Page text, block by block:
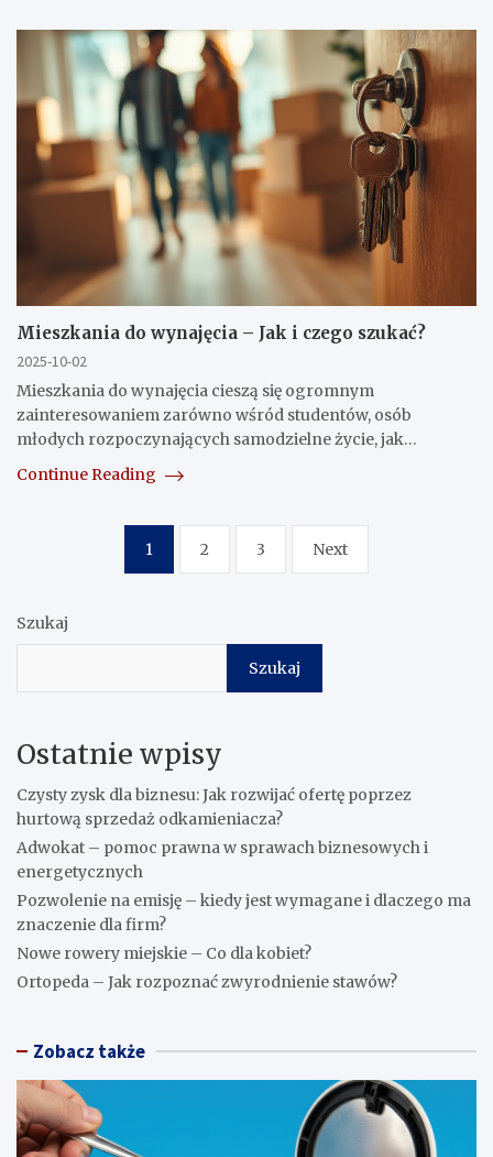
Mieszkania do wynajęcia – Jak i czego szukać?
2025-10-02
Mieszkania do wynajęcia cieszą się ogromnym
zainteresowaniem zarówno wśród studentów, osób
młodych rozpoczynających samodzielne życie, jak…
Continue Reading
Stronicowanie
1 2 3 Next
Szukaj
Szukaj
Ostatnie wpisy
Czysty zysk dla biznesu: Jak rozwijać ofertę poprzez
hurtową sprzedaż odkamieniacza?
Adwokat – pomoc prawna w sprawach biznesowych i
energetycznych
Pozwolenie na emisję – kiedy jest wymagane i dlaczego ma
znaczenie dla firm?
Nowe rowery miejskie – Co dla kobiet?
Ortopeda – Jak rozpoznać zwyrodnienie stawów?
Zobacz także